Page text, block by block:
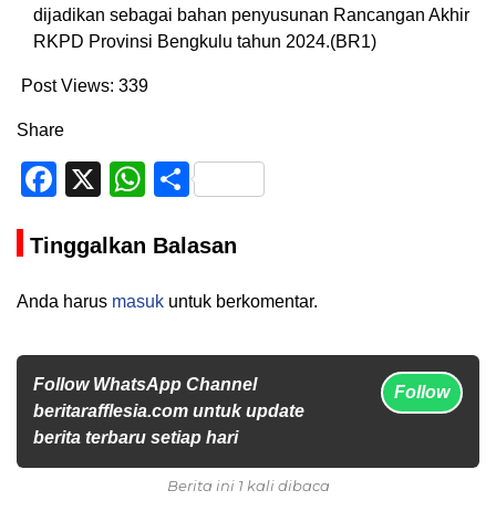
dijadikan sebagai bahan penyusunan Rancangan Akhir
RKPD Provinsi Bengkulu tahun 2024.(BR1)
Post Views: 339
Share
Facebook
X WhatsApp
Share
Tinggalkan Balasan
Anda harus masuk untuk berkomentar.
Follow WhatsApp Channel
beritarafflesia.com untuk update
berita terbaru setiap hari
Follow
Berita ini 1 kali dibaca